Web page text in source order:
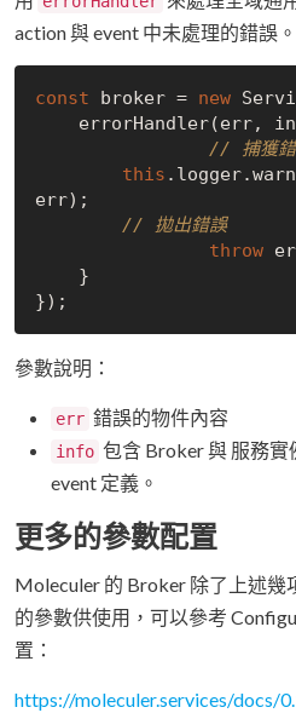
action 與 event 中未處理的錯誤。
const broker = new
// 捕獲錯
this
err);
// 拋出錯誤
throw
參數說明：
err 錯誤的物件內容
info 包含 Broker 與 服務
event 定義。
更多的參數配置
Moleculer 的 Broker 除了上述幾
的參數供使用，可以參考
置：
https://moleculer.services/docs/